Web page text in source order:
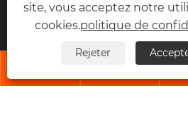
+86-574-87168065
site, vous acceptez notre
cookies.politique de
Rejeter